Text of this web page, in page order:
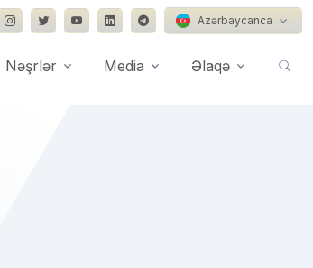
Azərbaycanca
Nəşrlər Media Əlaqə